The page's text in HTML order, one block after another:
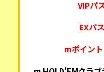
VIPパ
EXパス
mポイン